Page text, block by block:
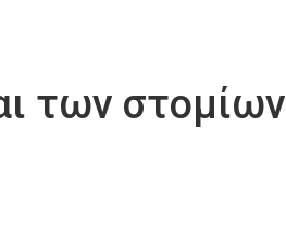
των στομίων